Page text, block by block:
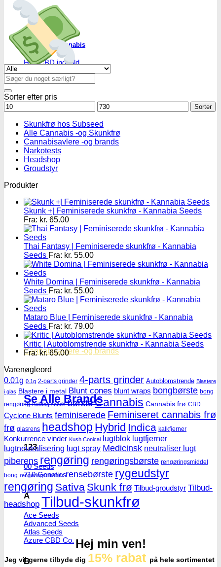
Medicinsk Cannabis
Højt CBD indhold
Billige CBD frø
Cannabisavlere -og brands
Se Alle Brands
123
00 Seeds
710 Genetics
A
Ace Seeds
Advanced Seeds
Atlas Seeds
Azure CBD Co.
B
Se alle tilbud her
Søg
efter:
Sorter efter pris
Mindstepris
Maks.
pris
Sorter
Skunkfrø hos Subseed
Alle Cannabis -og Skunkfrø
Cannabisavlere -og brands
Narkotests
Headshop
Groudstyr
Produkter
Skunk +| Feminiserede skunkfrø - Kannabia Seeds
Fra: kr. 65.00
Thai Fantasy | Feminiserede skunkfrø - Kannabia
Seeds Fra: kr. 55.00
White Domina | Feminiserede skunkfrø - Kannabia
Seeds Fra: kr. 55.00
Mataro Blue | Feminiserede skunkfrø - Kannabia
Seeds Fra: kr. 79.00
Kritic | Autoblomstrende skunkfrø - Kannabia Seeds
Fra:kr.65.00
Varenøgleord
0.01g 0.1g 2-parts grinder 4-parts grinder Autoblomstrende Blastere
i glas Blastere i metal Blunt cones blunt wraps bongbørste bong
rengøring Bulldog seeds børste Cannabis Cannabis frø CBD
Cyclone Blunts feminiserede Feminiseret cannabis frø
frø glasrens headshop Hybrid Indica kalkfjerner
Konkurrence vinder Kush Conical lugtblok lugtfjerner
lugtneutralisering lugt spray Medicinsk neutraliser lugt
piberens rengøring rengøringsbørste rengøringsmiddel
bong rengøringstilbehør rensebørste rygeudstyr
rengøring Sativa Skunk frø Tilbud-groudstyr Tilbud-
headshop Tilbud-skunkfrø
Hej min ven!
Jeg vil gerne tilbyde dig 15% rabat på hele sortimentet